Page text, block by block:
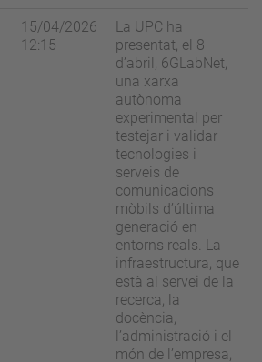
15/04/2026
12:15
La UPC ha
presentat, el 8
d’abril, 6GLabNet,
una xarxa
autònoma
experimental per
testejar i validar
tecnologies i
serveis de
comunicacions
mòbils d’última
generació en
entorns reals. La
infraestructura, que
està al servei de la
recerca, la
docència,
l’administració i el
món de l’empresa,